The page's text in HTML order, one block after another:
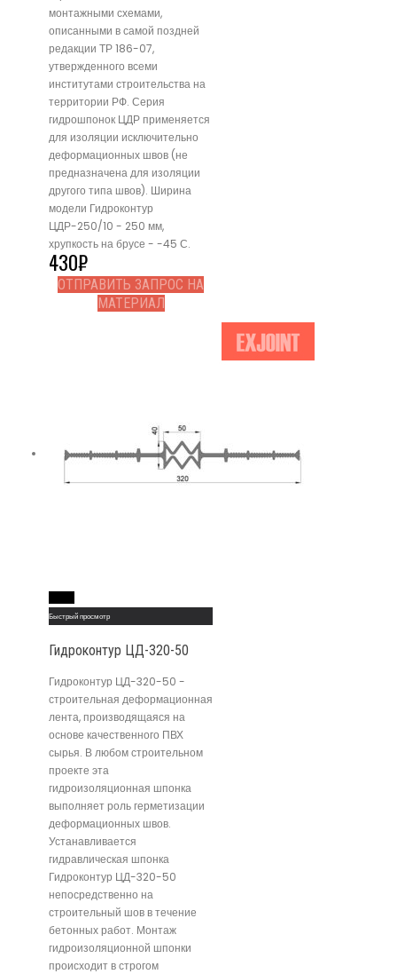
монтажными схемами,
описанными в самой поздней
редакции ТР 186-07,
утвержденного всеми
институтами строительства на
территории РФ. Серия
гидрошпонок ЦДР применяется
для изоляции исключительно
деформационных швов (не
предназначена для изоляции
другого типа швов). Ширина
модели Гидроконтур
ЦДР-250/10 - 250 мм,
хрупкость на брусе - -45 С.
430₽
ОТПРАВИТЬ ЗАПРОС НА
МАТЕРИАЛ
Быстрый просмотр
Гидроконтур ЦД-320-50
Гидроконтур ЦД-320-50 -
строительная деформационная
лента, производящаяся на
основе качественного ПВХ
сырья. В любом строительном
проекте эта
гидроизоляционная шпонка
выполняет роль герметизации
деформационных швов.
Устанавливается
гидравлическая шпонка
Гидроконтур ЦД-320-50
непосредственно на
строительный шов в течение
бетонных работ. Монтаж
гидроизоляционной шпонки
происходит в строгом